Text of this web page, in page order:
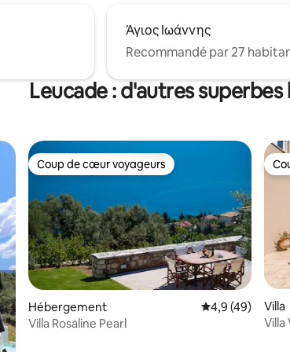
Άγιος Ιωάννης
Recommandé par 27
Leucade : d'autres
Coup de cœur voyageurs
Coup de cœur voyageurs
Hébergement Évaluation
4,9 (49)
Villa Rosaline Pearl
Villa
Villa